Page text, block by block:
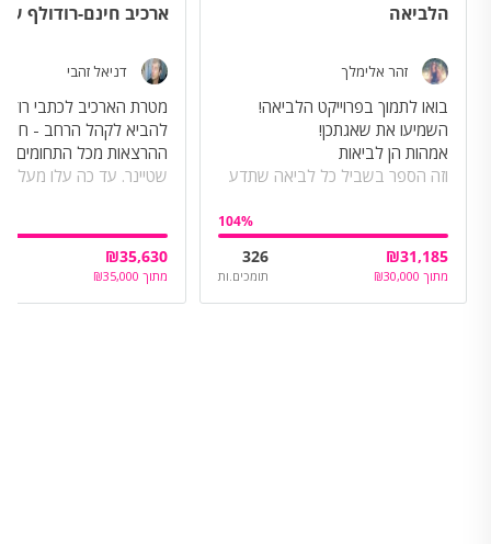
הלביאה
זהר אלימלך
וזה הספר בשביל כל לביאה שתדע
104%
₪31,185
מתוך ₪30,000
326
תומכים.ות
ארכיב חינם-רודולף
דניאל זהבי
מטרת הארכיב לכתבי
להביא לקהל הרחב -
ההרצאות מכל התחומים
₪35,630
מתוך ₪35,000